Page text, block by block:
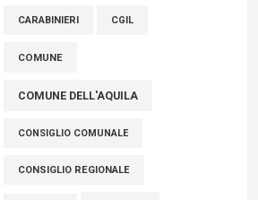
cui molti abruzzesi"
Agosto 2026
CARABINIERI CGIL
COMUNE
COMUNE DELL'AQUILA
CONSIGLIO COMUNALE
CONSIGLIO REGIONALE